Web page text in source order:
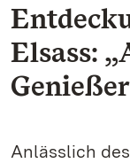
Elsass:
Anlässlich